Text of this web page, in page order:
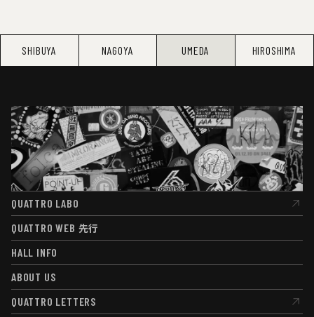
SHIBUYA NAGOYA UMEDA HIROSHIMA
QUATTRO LABO
QUATTRO LABO
QUATTRO WEB 先行
QUATTRO WEB先行
HALL INFO
HALL INFO
ABOUT US
ABOUT US
QUATTRO LETTERS
QUATTRO LETTERS